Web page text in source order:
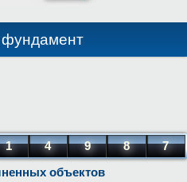
фундамент
1 4 9 8
7
объектов